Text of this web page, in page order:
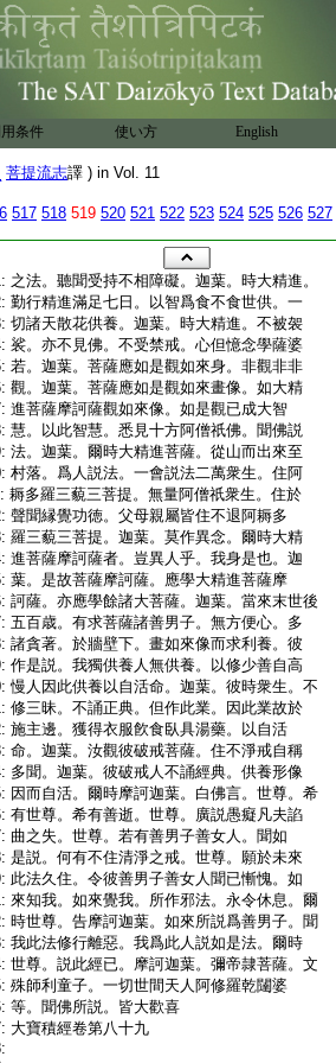
条件 使い方 English
菩提流志譯 ) in Vol. 11
517 518 519 520 521 522 523 524 525 526 527
之法。聽聞受持不相障礙。迦葉。時大精進。
勤行精進滿足七日。以智爲食不食世供。一
切諸天散花供養。迦葉。時大精進。不被袈
裟。亦不見佛。不受禁戒。心但憶念學薩婆
若。迦葉。菩薩應如是觀如來身。非觀非非
觀。迦葉。菩薩應如是觀如來畫像。如大精
進菩薩摩訶薩觀如來像。如是觀已成大智
慧。以此智慧。悉見十方阿僧祇佛。聞佛説
法。迦葉。爾時大精進菩薩。從山而出來至
村落。爲人説法。一會説法二萬衆生。住阿
耨多羅三藐三菩提。無量阿僧祇衆生。住於
聲聞縁覺功徳。父母親屬皆住不退阿耨多
羅三藐三菩提。迦葉。莫作異念。爾時大精
進菩薩摩訶薩者。豈異人乎。我身是也。迦
葉。是故菩薩摩訶薩。應學大精進菩薩摩
訶薩。亦應學餘諸大菩薩。迦葉。當來末世後
五百歳。有求菩薩諸善男子。無方便心。多
諸貪著。於牆壁下。畫如來像而求利養。彼
作是説。我獨供養人無供養。以修少善自高
慢人因此供養以自活命。迦葉。彼時衆生。不
修三昧。不誦正典。但作此業。因此業故於
施主邊。獲得衣服飮食臥具湯藥。以自活
命。迦葉。汝觀彼破戒菩薩。住不淨戒自稱
多聞。迦葉。彼破戒人不誦經典。供養形像
因而自活。爾時摩訶迦葉。白佛言。世尊。希
有世尊。希有善逝。世尊。廣説愚癡凡夫諂
曲之失。世尊。若有善男子善女人。聞如
是説。何有不住清淨之戒。世尊。願於未來
此法久住。令彼善男子善女人聞已慚愧。如
來知我。如來覺我。所作邪法。永令休息。爾
時世尊。告摩訶迦葉。如來所説爲善男子。聞
我此法修行離惡。我爲此人説如是法。爾時
世尊。説此經已。摩訶迦葉。彌帝隷菩薩。文
殊師利童子。一切世間天人阿修羅乾闥婆
等。聞佛所説。皆大歡喜
大寶積經卷第八十九